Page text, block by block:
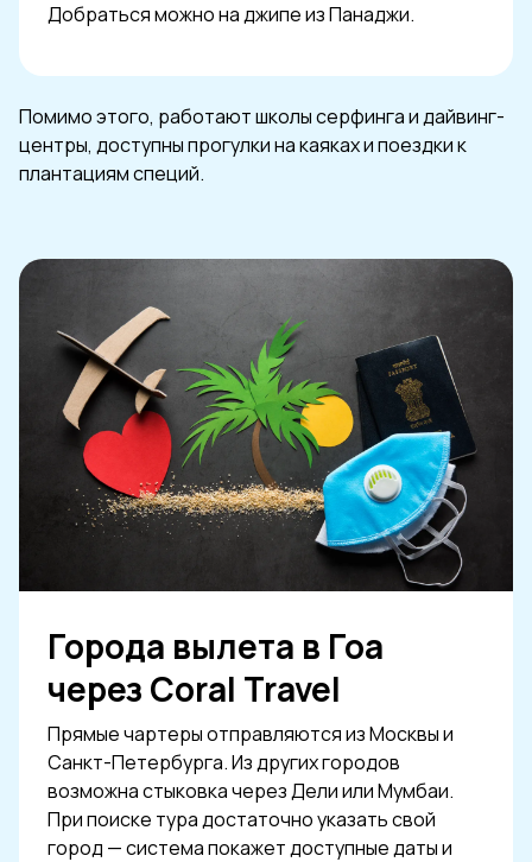
Добраться можно на джипе из Панаджи.
Помимо этого, работают школы серфинга и дайвинг-
центры, доступны прогулки на каяках и поездки к
плантациям специй.
Города вылета в Гоа
через Coral Travel
Прямые чартеры отправляются из Москвы и
Санкт-Петербурга. Из других городов
возможна стыковка через Дели или Мумбаи.
При поиске тура достаточно указать свой
город — система покажет доступные даты и